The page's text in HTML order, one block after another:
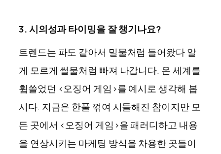
3. 시의성과 타이밍을 잘 챙기나요?
트렌드는 파도 같아서 밀물처럼 들어왔다 알
게 모르게 썰물처럼 빠져 나갑니다. 온 세계를
휩쓸었던 <오징어 게임>를 예시로 생각해 봅
시다. 지금은 한풀 꺾여 시들해진 참이지만 모
든 곳에서 <오징어 게임>을 패러디하고 내용
을 연상시키는 마케팅 방식을 차용한 곳들이